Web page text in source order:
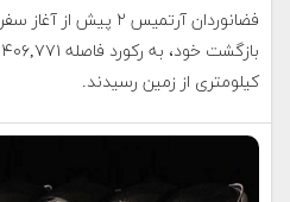
فضانوردان آرتمیس ۲ پیش از آغاز سفر
بازگشت خود، به رکورد فاصله ۴۰۶,۷۷۱
کیلومتری از زمین رسیدند.